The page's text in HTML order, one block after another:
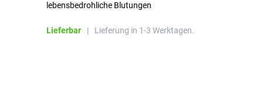
lebensbedrohliche Blutungen
Lieferbar | Lieferung in 1-3 Werktagen.